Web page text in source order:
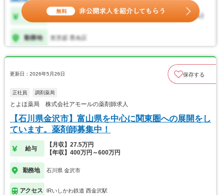
更新日：2026年5月26日 保存する
正社員 調剤薬局
とよほ薬局 株式会社アモールの薬剤師求人
【石川県金沢市】富山県を中心に関東圏への展開をし
ています。薬剤師募集中！
給与
【月収】27.5万円
【年収】400万円～600万円
勤務地 石川県 金沢市
アクセス IRいしかわ鉄道 西金沢駅